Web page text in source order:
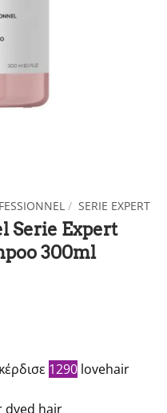
/ SERIE EXPERT
Serie Expert
300ml
1290 lovehair
dyed hair